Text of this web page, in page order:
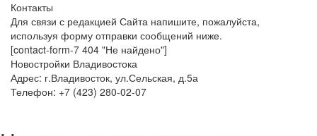
Контакты
Для связи с редакцией Сайта напишите, пожалуйста,
используя форму отправки сообщений ниже.
[contact-form-7 404 "Не найдено"]
Новостройки Владивостока
Адрес: г.Владивосток, ул.Сельская, д.5а
Телефон: +7 (423) 280-02-07